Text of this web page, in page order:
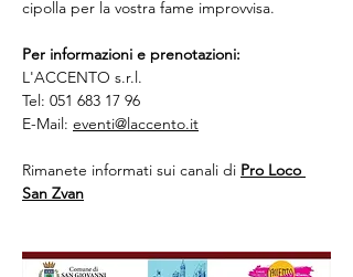
cipolla per la vostra fame improvvisa.
Per informazioni e prenotazioni:
L'ACCENTO s.r.l.
Tel: 051 683 17 96
E-Mail: eventi@laccento.it
Rimanete informati sui canali di Pro Loco
San Zvan